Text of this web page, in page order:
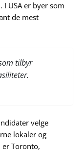
I USA er byer som
de mest
tilbyr
velge
lokaler og
er Toronto,